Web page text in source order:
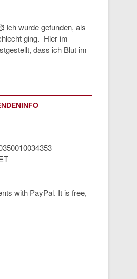
Ich wurde gefunden, als
ging. Hier im
dass ich Blut im